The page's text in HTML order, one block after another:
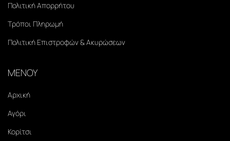
Πολιτική Απορρήτου
Τρόποι Πληρωμή
Πολιτική Επιστροφών & Ακυρώσεων
ΜΕΝΟΥ
Αρχική
Αγόρι
Κορίτσι